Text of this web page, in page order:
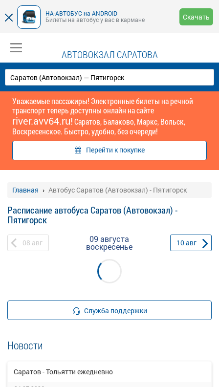
НА-АВТОБУС на ANDROID
Билеты на автобус у вас в кармане
Скачать
АВТОВОКЗАЛ САРАТОВА
Уважаемые пассажиры! Электронные билеты на речной
транспорт теперь доступны онлайн на сайте
river.avv64.ru!Саратов, Балаково, Маркс, Вольск,
Воскресенское. Быстро, удобно, без очереди!
Перейти к покупке
Главная Автобус Саратов (Автовокзал) - Пятигорск
Расписание автобуса Саратов (Автовокзал) -
Пятигорск
08 авг 09 августа
воскресенье 10авг
Служба поддержки
Новости
Саратов - Тольятти ежедневно